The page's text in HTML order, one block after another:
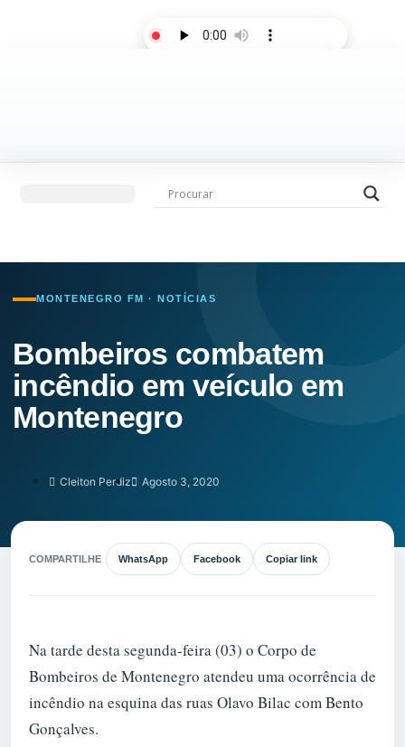
MONTENEGRO FM · NOTÍCIAS
Bombeiros combatem
incêndio em veículo em
Montenegro
Cleiton Perdiz Agosto 3, 2020
COMPARTILHE WhatsApp Facebook Copiar link
Na tarde desta segunda-feira (03) o Corpo de
Bombeiros de Montenegro atendeu uma ocorrência de
incêndio na esquina das ruas Olavo Bilac com Bento
Gonçalves.